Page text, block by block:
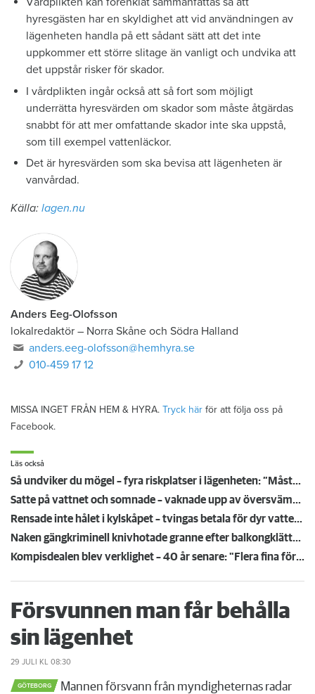
hyresgästen har en skyldighet att vid användningen av
lägenheten handla på ett sådant sätt att det inte
uppkommer ett större slitage än vanligt och undvika att
det uppstår risker för skador.
I vårdplikten ingår också att så fort som möjligt
underrätta hyresvärden om skador som måste åtgärdas
snabbt för att mer omfattande skador inte ska uppstå,
som till exempel vattenläckor.
Det är hyresvärden som ska bevisa att lägenheten är
vanvårdad.
Källa: lagen.nu
Anders Eeg-Olofsson
lokalredaktör – Norra Skåne och Södra Halland
anders.eeg-olofsson@hemhyra.se
010-459 17 12
MISSA INGET FRÅN HEM & HYRA. Tryck här för att följa oss på
Facebook.
Läs också
Så undviker du mögel – fyra riskplatser i lägenheten: ”Måste städa bort”
Satte på vattnet och somnade – vaknade upp av översvämning hos grannen
Rensade inte hålet i kylskåpet – tvingas betala för dyr vattenskada
Naken gängkriminell knivhotade granne efter balkongklättring
Kompisdealen blev verklighet – 40 år senare: "Flera fina fördelar med att dela bostad"
Försvunnen man får behålla
sin lägenhet
29 JULI KL 08:30
GÖTEBORG
Mannen försvann från myndigheternas radar